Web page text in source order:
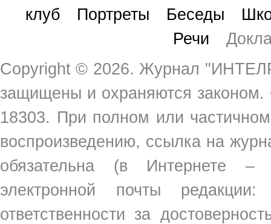
клуб
Портреты Беседы
Речи
Copyright © 2026. Журнал
защищены и охраняются
18303. При полном или
воспроизведению, ссылка на
обязательна (в Интернете
электронной почты
ответственности за